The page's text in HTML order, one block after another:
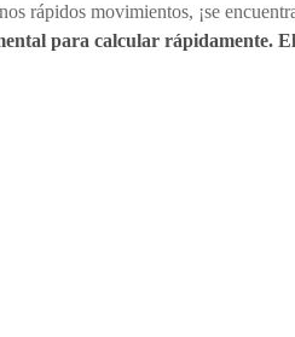
rápidos movimientos, ¡se
para calcular rápidamente.